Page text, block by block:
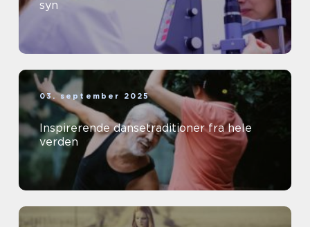
syn
03. september 2025
Inspirerende dansetraditioner fra hele
verden